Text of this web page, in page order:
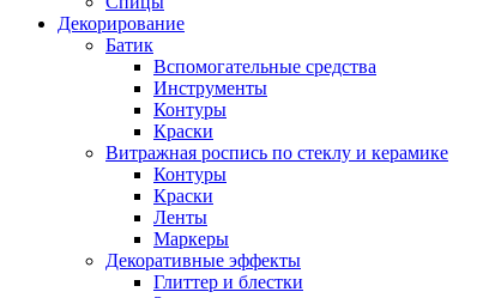
Декорирование
Батик
Вспомогательные средства
Инструменты
Контуры
Краски
Витражная роспись по стеклу и керамике
Контуры
Краски
Ленты
Маркеры
Декоративные эффекты
Глиттер и блестки